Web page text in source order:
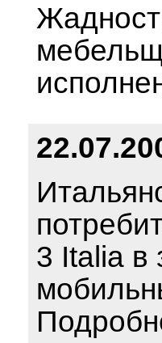
3 Italia в